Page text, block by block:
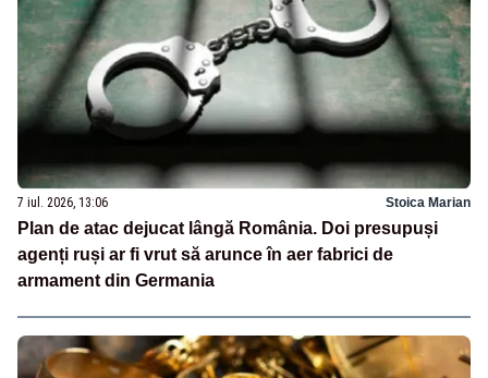
7 iul. 2026, 13:06 Stoica Marian
Plan de atac dejucat lângă România. Doi presupuși
agenți ruși ar fi vrut să arunce în aer fabrici de
armament din Germania